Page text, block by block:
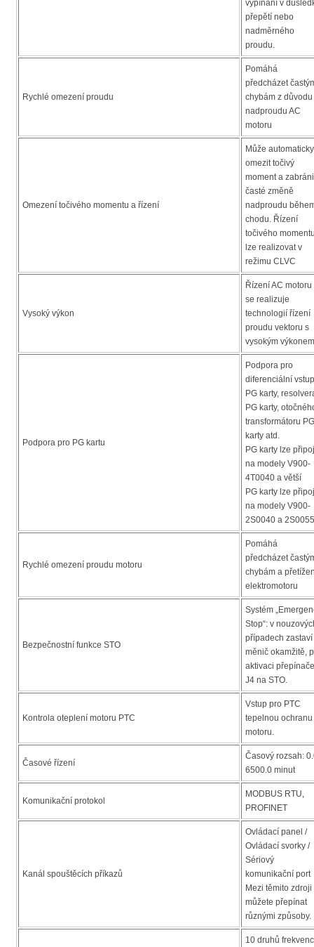
vypínání v
přepětí nebo
nadměrného
proudu.
Rychlé omezení proudu
Pomáhá
předcházet
chybám z důvodu
nadproudu AC
motoru
Omezení točivého momentu a řízení
Může automaticky
omezit točivý
moment a
časté změně
nadproudu
chodu. Řízení
točivého
lze realizovat v
režimu CLVC
Vysoký výkon
Řízení AC motoru
se realizuje
technologií řízení
proudu vektoru s
vysokým výkonem
Podpora pro PG kartu
Podpora pro
diferenciální vstup
PG karty,
PG karty,
transformátoru PG
karty atd.
PG karty lze
na modely V900-
4T0040 a větší
PG karty lze
na modely V900-
2S0040 a 2S0055
Rychlé omezení proudu motoru
Pomáhá
předcházet
chybám a
elektromotoru
Bezpečnostní funkce STO
Systém
Stop“: v
případech zastaví
měnič okamžitě,
aktivaci přepínače
J4 na STO.
Kontrola oteplení motoru PTC
Vstup pro PTC
tepelnou ochranu
motoru.
Časové řízení
Časový rozsah:
6500.0 minut
Komunikační protokol
MODBUS RTU,
PROFINET
Kanál spouštěcích příkazů
Ovládací panel /
Ovládací svorky /
Sériový
komunikační port
Mezi těmito zdroji
můžete přepínat
různými způsoby.
10 druhů